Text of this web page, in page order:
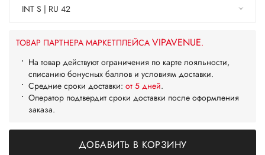
INT S | RU 42
ТОВАР ПАРТНЕРА МАРКЕТПЛЕЙСА VIPAVENUE.
На товар действуют ограничения по карте лояльности,
списанию бонусных баллов и условиям доставки.
Средние сроки доставки: от 5 дней.
Оператор подтвердит сроки доставки после оформления
заказа.
ДОБАВИТЬ В КОРЗИНУ